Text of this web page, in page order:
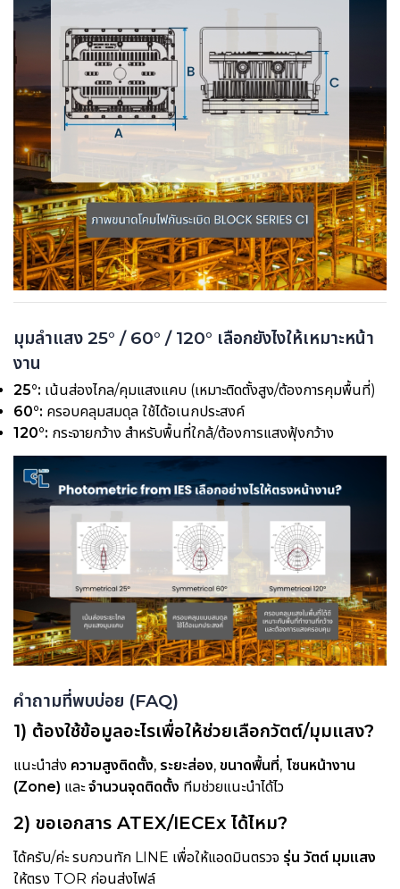
มุมลำแสง 25° / 60° / 120° เลือกยังไงให้เหมาะหน้า
งาน
25°: เน้นส่องไกล/คุมแสงแคบ (เหมาะติดตั้งสูง/ต้องการคุมพื้นที่)
60°: ครอบคลุมสมดุล ใช้ได้อเนกประสงค์
120°: กระจายกว้าง สำหรับพื้นที่ใกล้/ต้องการแสงฟุ้งกว้าง
คำถามที่พบบ่อย (FAQ)
1) ต้องใช้ข้อมูลอะไรเพื่อให้ช่วยเลือกวัตต์/มุมแสง?
แนะนำส่ง ความสูงติดตั้ง, ระยะส่อง, ขนาดพื้นที่, โซนหน้างาน
(Zone) และจำนวนจุดติดตั้ง ทีมช่วยแนะนำได้ไว
2) ขอเอกสาร ATEX/IECEx ได้ไหม?
ได้ครับ/ค่ะ รบกวนทัก LINE เพื่อให้แอดมินตรวจ รุ่น วัตต์ มุมแสง
ให้ตรง TOR ก่อนส่งไฟล์